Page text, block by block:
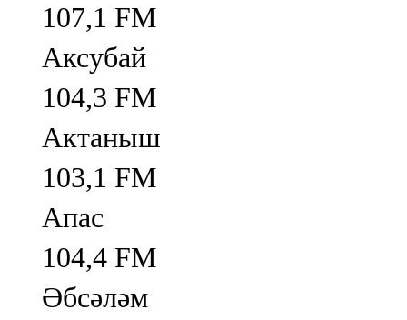
107,1 FM
Аксубай
104,3 FM
Актаныш
103,1 FM
Апас
104,4 FM
Әбсәләм